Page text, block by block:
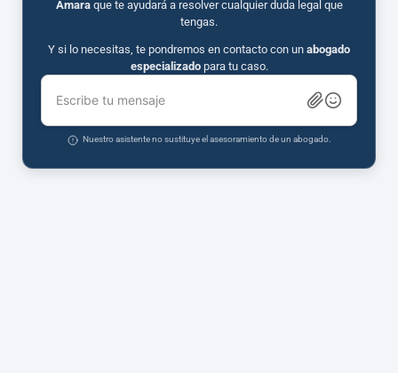
Amaraque te ayudará a resolver cualquier duda legal que
tengas.
Y si lo necesitas, te pondremos en contacto con un abogado
especializadopara tu caso.
Escribe tu mensaje
Nuestro asistente no sustituye el asesoramiento de un abogado.